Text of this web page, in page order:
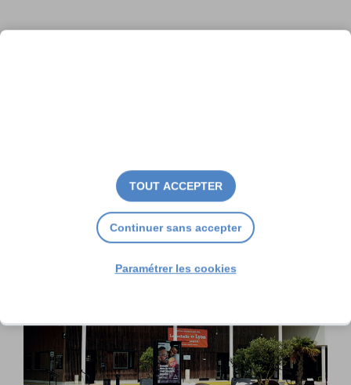
TOUT ACCEPTER
Continuer sans accepter
Paramétrer les cookies